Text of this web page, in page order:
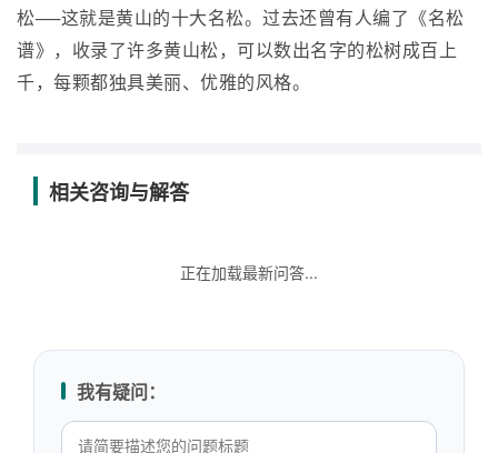
松──这就是黄山的十大名松。过去还曾有人编了《名松
谱》，收录了许多黄山松，可以数出名字的松树成百上
千，每颗都独具美丽、优雅的风格。
相关咨询与解答
正在加载最新问答...
我有疑问：